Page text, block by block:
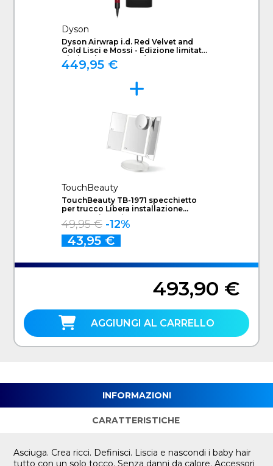
Dyson
Dyson Airwrap i.d. Red Velvet and
Gold Lisci e Mossi - Edizione limitata
"Il Diavolo Veste Prada 2"
449,95 €
TouchBeauty
TouchBeauty TB-1971 specchietto
per trucco Libera installazione
Rettangolare Bianco
49,95 € -12%
43,95 €
493,90 €
AGGIUNGI AL CARRELLO
INFORMAZIONI
CARATTERISTICHE
Asciuga. Crea ricci. Definisci. Liscia e nascondi i baby hair
tutto con un solo tocco. Senza danni da calore. Accessori